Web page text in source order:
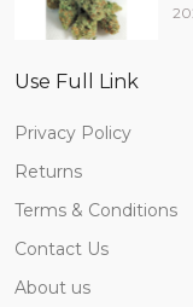
Use Full Link
Privacy Policy
Returns
Terms & Conditions
Contact Us
About us